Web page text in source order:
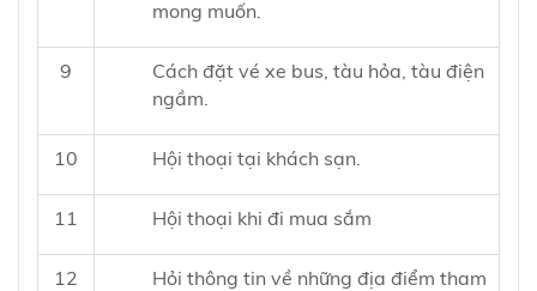
mong muốn.
9
Cách đặt vé xe bus, tàu hỏa, tàu điện
ngầm.
10 Hội thoại tại khách sạn.
11 Hội thoại khi đi mua sắm
12
Hỏi thông tin về những địa điểm tham